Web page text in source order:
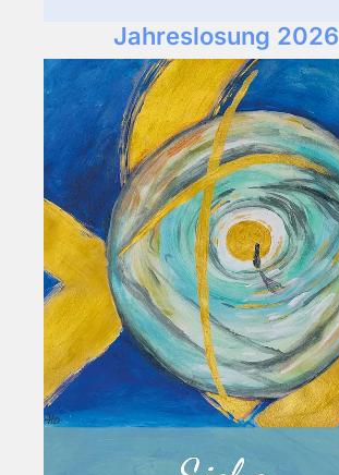
Jahreslosung 2026